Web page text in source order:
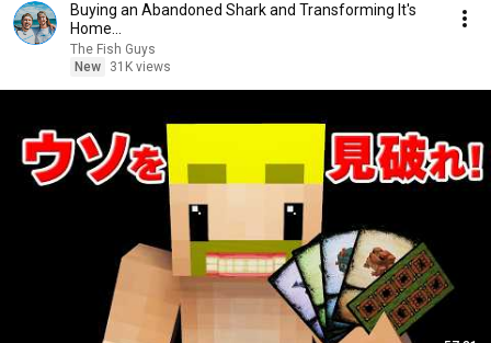
Buying an Abandoned Shark and Transforming It's
Home...
The Fish Guys
New
31K views